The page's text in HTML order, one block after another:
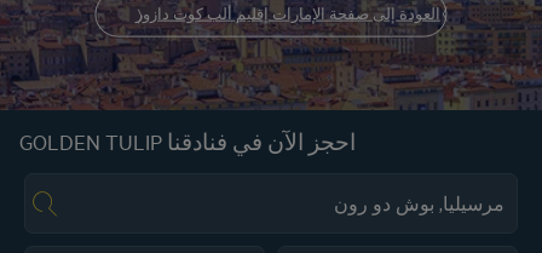
العودة إلى صفحة الإمارات إقليم ألب كوت دازور
احجز الآن في فنادقنا GOLDEN TULIP